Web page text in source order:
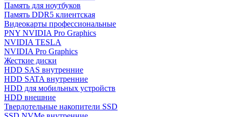
Память для ноутбуков
Память DDR5 клиентская
Видеокарты профессиональные
PNY NVIDIA Pro Graphics
NVIDIA TESLA
NVIDIA Pro Graphics
Жесткие диски
HDD SAS внутренние
HDD SATA внутренние
HDD для мобильных устройств
HDD внешние
Твердотельные накопители SSD